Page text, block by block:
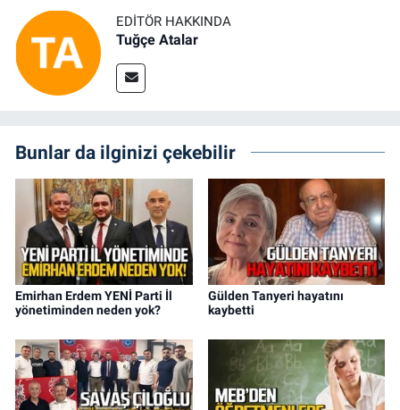
EDITÖR HAKKINDA
Tuğçe Atalar
Bunlar da ilginizi çekebilir
Emirhan Erdem YENİ Parti İl
yönetiminden neden yok?
Gülden Tanyeri hayatını
kaybetti